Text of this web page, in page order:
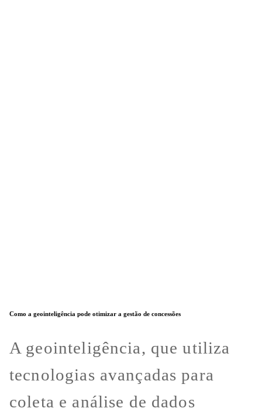
Como a geointeligência pode otimizar a gestão de concessões
A geointeligência, que utiliza
tecnologias avançadas para
coleta e análise de dados